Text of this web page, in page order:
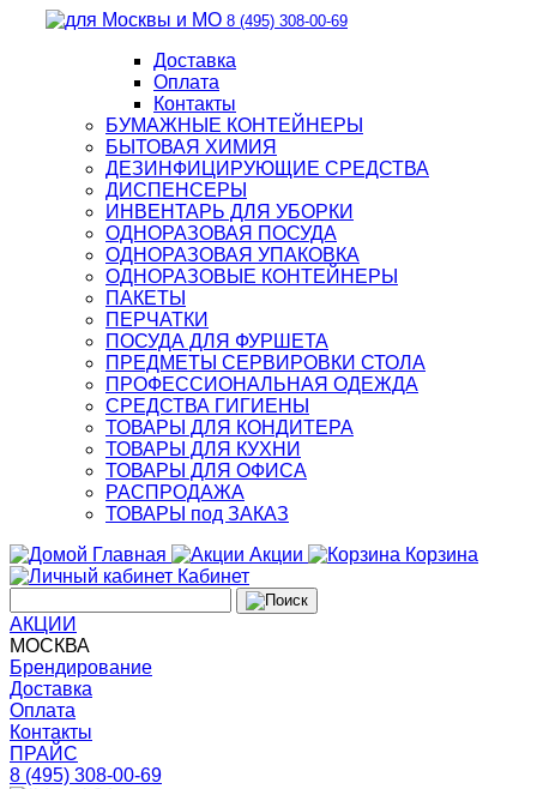
8 (495) 308-00-69
Доставка
Оплата
Контакты
БУМАЖНЫЕ КОНТЕЙНЕРЫ
БЫТОВАЯ ХИМИЯ
ДЕЗИНФИЦИРУЮЩИЕ СРЕДСТВА
ДИСПЕНСЕРЫ
ИНВЕНТАРЬ ДЛЯ УБОРКИ
ОДНОРАЗОВАЯ ПОСУДА
ОДНОРАЗОВАЯ УПАКОВКА
ОДНОРАЗОВЫЕ КОНТЕЙНЕРЫ
ПАКЕТЫ
ПЕРЧАТКИ
ПОСУДА ДЛЯ ФУРШЕТА
ПРЕДМЕТЫ СЕРВИРОВКИ СТОЛА
ПРОФЕССИОНАЛЬНАЯ ОДЕЖДА
СРЕДСТВА ГИГИЕНЫ
ТОВАРЫ ДЛЯ КОНДИТЕРА
ТОВАРЫ ДЛЯ КУХНИ
ТОВАРЫ ДЛЯ ОФИСА
РАСПРОДАЖА
ТОВАРЫ под ЗАКАЗ
Главная
Акции
Корзина
Кабинет
АКЦИИ
МОСКВА
Брендирование
Доставка
Оплата
Контакты
ПРАЙС
8 (495) 308-00-69